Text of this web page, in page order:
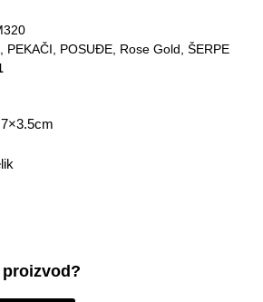
PEKAČI POSUĐE Rose Gold ŠERPE